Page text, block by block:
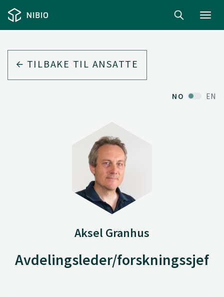
TILBAKE TIL ANSATTE
NO EN
Aksel Granhus
Avdelingsleder/forskningssjef